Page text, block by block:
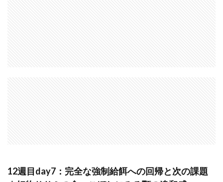
12週目day7：完全な強制給餌への回帰と次の課題